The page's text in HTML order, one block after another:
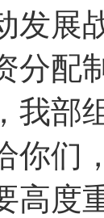
发展
分配
我部
你们
高度